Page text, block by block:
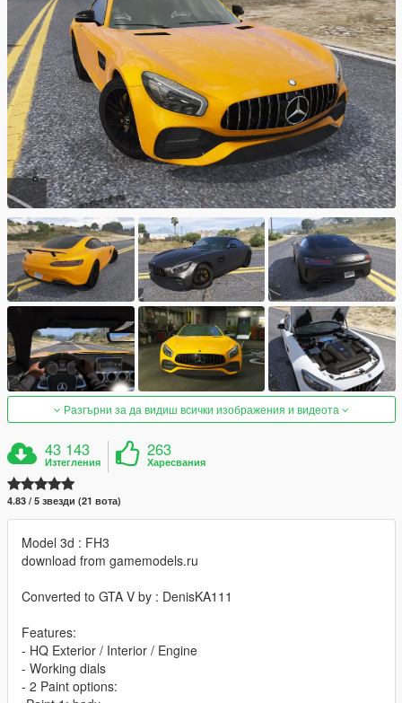
Разгърни за да видиш всички изображения и видеота
43 143
Изтегления
263
Харесвания
4.83 / 5 звезди (21 вота)
Model 3d : FH3
download from gamemodels.ru
Converted to GTA V by : DenisKA111
Features:
- HQ Exterior / Interior / Engine
- Working dials
- 2 Paint options: